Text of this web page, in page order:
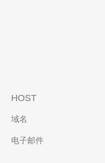
HOST
域名
电子邮件